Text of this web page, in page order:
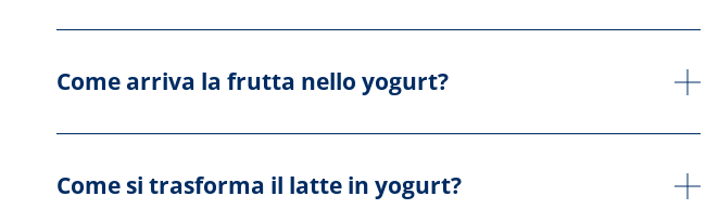
Come arriva la frutta nello yogurt?
Come si trasforma il latte in yogurt?